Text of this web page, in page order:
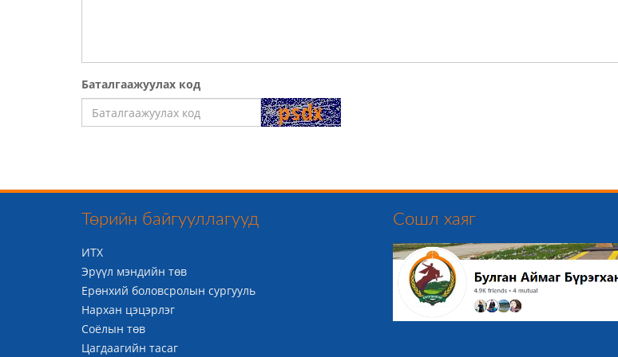
Баталгаажуулах код
Төрийн байгууллагууд
ИТХ
Эрүүл мэндийн төв
Ерөнхий боловсролын сургууль
Нархан цэцэрлэг
Соёлын төв
Цагдаагийн тасаг
Сошл хаяг